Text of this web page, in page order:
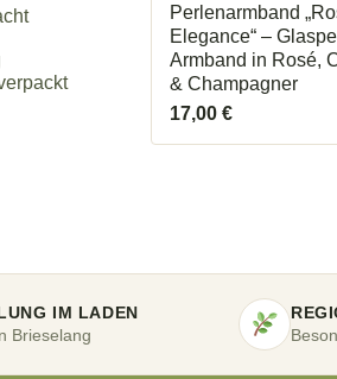
Perlenarmband
Elegance“ –
Armband in Rosé,
& Champagner
17,00€
IM LADEN
Brieselang